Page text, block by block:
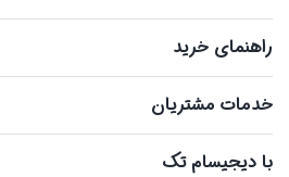
راهنمای خرید
خدمات مشتریان
با دیجیسام تک